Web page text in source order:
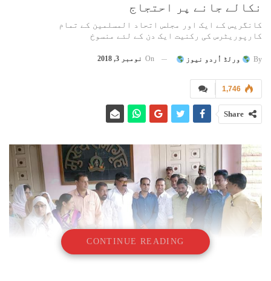
نکالے جانے پر احتجاج
کانگریس کے ایک اور مجلس اتحاد المسلمین کے تمام
کارپوریٹرس کی رکنیت ایک دن کے لئے منسوخ
By ورلڈ اُردو نیوز On نومبر 3, 2018
1,746
Share
CONTINUE READING